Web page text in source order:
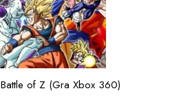
of Z (Gra Xbox 360)